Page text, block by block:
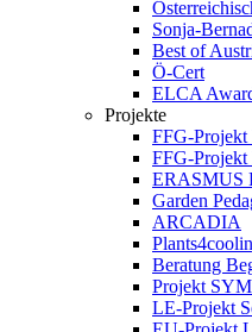
Sonja-
Best of
Ö-Cert
ELCA
Projekte
FFG-Projekt
FFG-
ERASMUS
Garden
ARCADIA
Beratung
Projekt
LE-Projekt